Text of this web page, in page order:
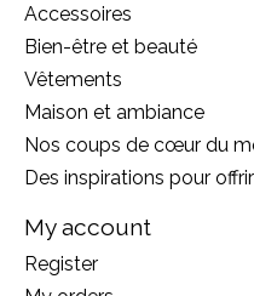
Accessoires
Bien-être et beauté
Vêtements
Maison et ambiance
Nos coups de cœur du
Des inspirations pour
My account
Register